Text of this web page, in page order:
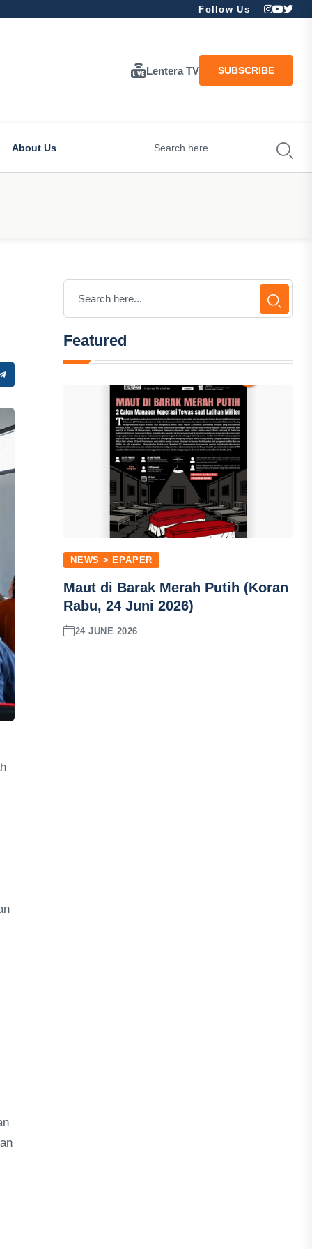
Follow Us
Lentera TV SUBSCRIBE
About Us
Featured
NEWS > EPAPER
Maut di Barak Merah Putih (Koran
Rabu, 24 Juni 2026)
24 JUNE 2026